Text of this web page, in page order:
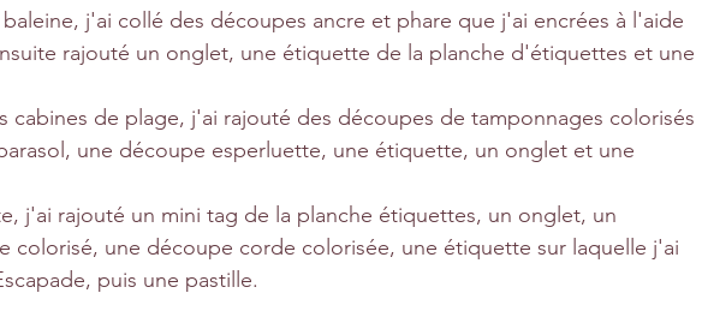
baleine, j'ai collé des découpes ancre et phare que j'ai encrées à l'aide
rajouté un onglet, une étiquette de la planche d'étiquettes et une
cabines de plage, j'ai rajouté des découpes de tamponnages colorisés
une découpe esperluette, une étiquette, un onglet et une
j'ai rajouté un mini tag de la planche étiquettes, un onglet, un
colorisé, une découpe corde colorisée, une étiquette sur laquelle j'ai
puis une pastille.